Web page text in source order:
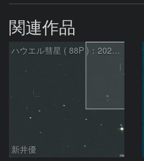
関連作品
ハウエル彗星 ( 88P )：2026/07/27
新井優